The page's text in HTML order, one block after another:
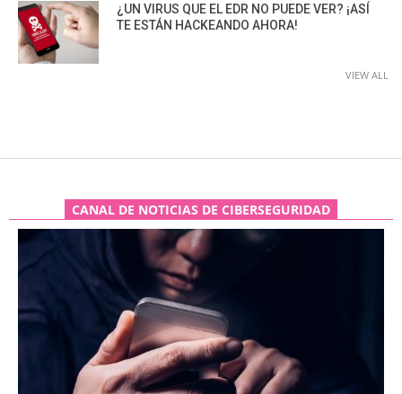
¿UN VIRUS QUE EL EDR NO PUEDE VER? ¡ASÍ
TE ESTÁN HACKEANDO AHORA!
VIEW ALL
CANAL DE NOTICIAS DE CIBERSEGURIDAD